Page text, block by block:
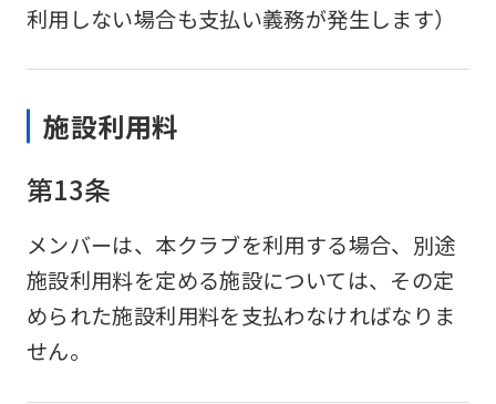
利用しない場合も支払い義務が発生します）
施設利用料
第13条
メンバーは、本クラブを利用する場合、別途
施設利用料を定める施設については、その定
められた施設利用料を支払わなければなりま
せん。